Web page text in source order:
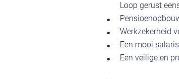
Loop gerust
Werkzekerheid
Een mooi
Een veilige en